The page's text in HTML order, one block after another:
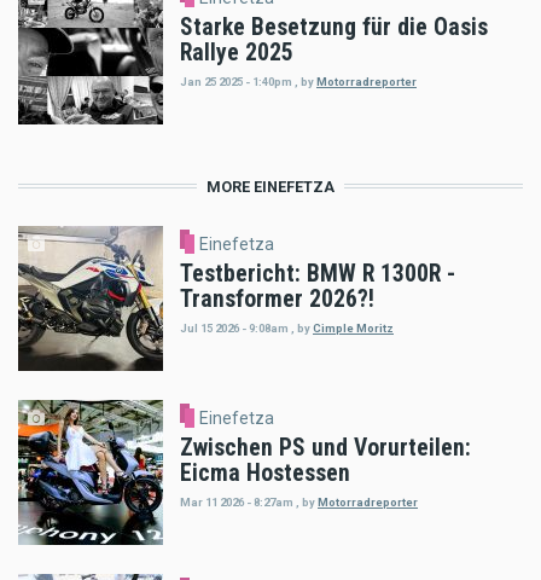
Starke Besetzung für die Oasis
Rallye 2025
Jan 25 2025 - 1:40pm byMotorradreporter
MORE EINEFETZA
Einefetza
Testbericht: BMW R 1300R -
Transformer 2026?!
Jul 15 2026 - 9:08am byCimple Moritz
Einefetza
Zwischen PS und Vorurteilen:
Eicma Hostessen
Mar 11 2026 - 8:27am byMotorradreporter